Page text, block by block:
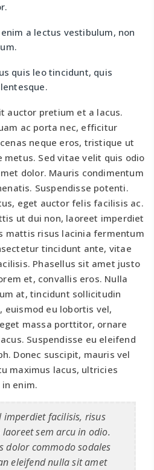
a lectus vestibulum, non
quis leo tincidunt, quis
auctor pretium et a lacus.
ac porta nec, efficitur
neque eros, tristique ut
metus. Sed vitae velit quis odio
dolor. Mauris condimentum
Suspendisse potenti.
eget auctor felis facilisis ac.
ut dui non, laoreet imperdiet
mattis risus lacinia fermentum
tincidunt ante, vitae
Phasellus sit amet justo
et, convallis eros. Nulla
at, tincidunt sollicitudin
euismod eu lobortis vel,
massa porttitor, ornare
Suspendisse eu eleifend
Donec suscipit, mauris vel
maximus lacus, ultricies
enim.
imperdiet facilisis, risus
sem arcu in odio.
dolor commodo sodales
eleifend nulla sit amet